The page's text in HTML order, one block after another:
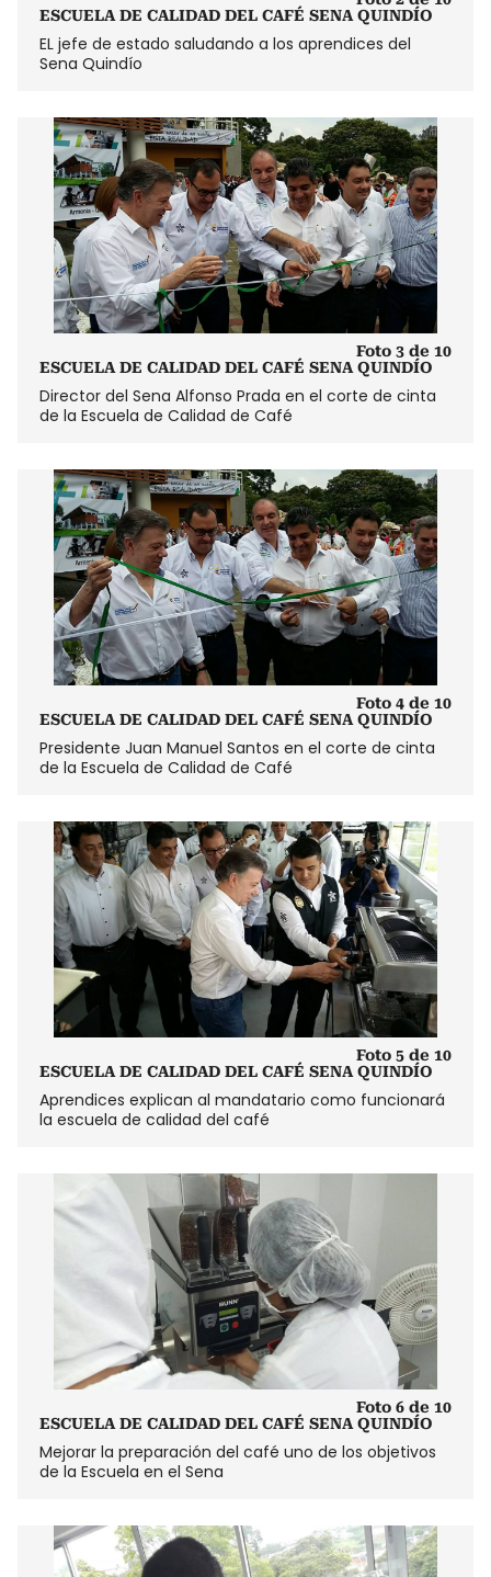
ESCUELA DE CALIDAD DEL CAFÉ SENA QUINDÍO
EL jefe de estado saludando a los aprendices del
Sena Quindío
ESCUELA DE CALIDAD DEL CAFÉ SENA QUINDÍO
Director del Sena Alfonso Prada en el corte de cinta
de la Escuela de Calidad de Café
Foto 3 de 10
ESCUELA DE CALIDAD DEL CAFÉ SENA QUINDÍO
Presidente Juan Manuel Santos en el corte de cinta
de la Escuela de Calidad de Café
Foto 4 de 10
ESCUELA DE CALIDAD DEL CAFÉ SENA QUINDÍO
Aprendices explican al mandatario como funcionará
la escuela de calidad del café
Foto 5 de 10
ESCUELA DE CALIDAD DEL CAFÉ SENA QUINDÍO
Mejorar la preparación del café uno de los objetivos
de la Escuela en el Sena
Foto 6 de 10